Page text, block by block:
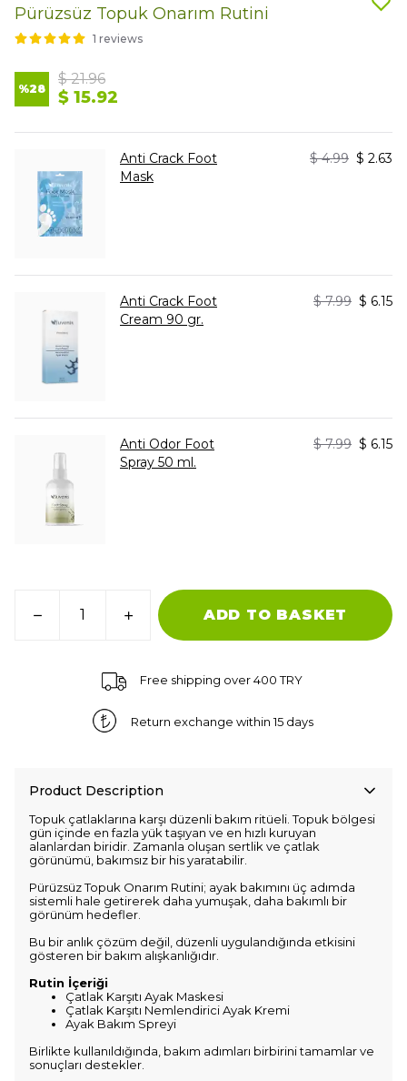
Pürüzsüz Topuk Onarım Rutini
1 reviews
%28
$ 21.96
$ 15.92
Anti Crack Foot
Mask
$ 4.99 $ 2.63
Anti Crack Foot
Cream 90 gr.
$ 7.99 $ 6.15
Anti Odor Foot
Spray 50 ml.
$ 7.99 $ 6.15
ADD TO BASKET
Free shipping over 400 TRY
Return exchange within 15 days
Product Description
Topuk çatlaklarına karşı düzenli bakım ritüeli. Topuk bölgesi
gün içinde en fazla yük taşıyan ve en hızlı kuruyan
alanlardan biridir. Zamanla oluşan sertlik ve çatlak
görünümü, bakımsız bir his yaratabilir.
Pürüzsüz Topuk Onarım Rutini; ayak bakımını üç adımda
sistemli hale getirerek daha yumuşak, daha bakımlı bir
görünüm hedefler.
Bu bir anlık çözüm değil, düzenli uygulandığında etkisini
gösteren bir bakım alışkanlığıdır.
Rutin İçeriği
Çatlak Karşıtı Ayak Maskesi
Çatlak Karşıtı Nemlendirici Ayak Kremi
Ayak Bakım Spreyi
Birlikte kullanıldığında, bakım adımları birbirini tamamlar ve
sonuçları destekler.